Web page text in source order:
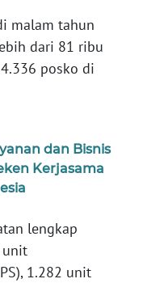
malam tahun
dari 81 ribu
posko di
dan Bisnis
Kerjasama
lengkap
unit
1.282 unit